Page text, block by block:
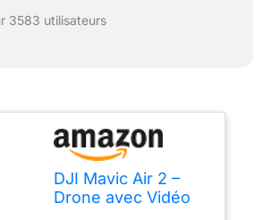
3583 utilisateurs
DJI Mavic Air 2 –
Drone avec Vidéo